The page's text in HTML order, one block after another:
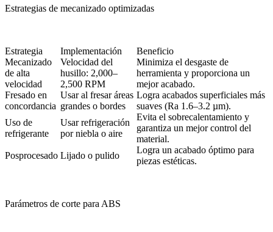
Estrategias de mecanizado optimizadas
Estrategia Implementación
Beneficio
Mecanizado
de alta
velocidad
Velocidad del
husillo: 2,000–
2,500 RPM
Minimiza el desgaste de
herramienta y proporciona un
mejor acabado.
Fresado en
concordancia
Usar al fresar áreas
grandes o bordes
Logra acabados superficiales más
suaves (Ra 1.6–3.2 µm).
Uso de
refrigerante
Usar refrigeración
por niebla o aire
Evita el sobrecalentamiento y
garantiza un mejor control del
material.
Posprocesado Lijado o pulido
Logra un acabado óptimo para
piezas estéticas.
Parámetros de corte para ABS